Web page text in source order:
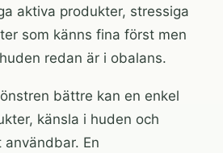
aktiva produkter, stressiga
som känns fina först men
redan är i obalans.
bättre kan en enkel
känsla i huden och
En